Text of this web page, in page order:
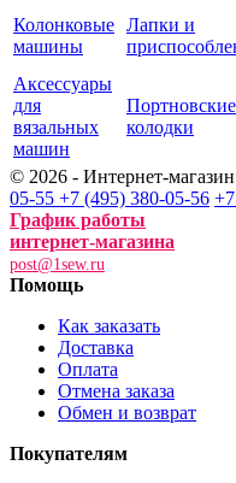
Колонковые
машины
Лапки и
Аксессуары
для
вязальных
машин
Портновские
колодки
© 2026 - Интернет-
05-55 +7 (495) 380-05-56
График работы
интернет-магазина
post@1sew.ru
Помощь
Как заказать
Доставка
Оплата
Отмена заказа
Обмен и возврат
Покупателям